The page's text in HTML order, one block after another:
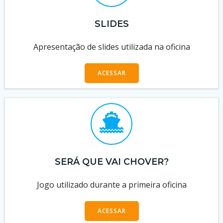
SLIDES
Apresentação de slides utilizada na oficina
ACESSAR
SERÁ QUE VAI CHOVER?
Jogo utilizado durante a primeira oficina
ACESSAR